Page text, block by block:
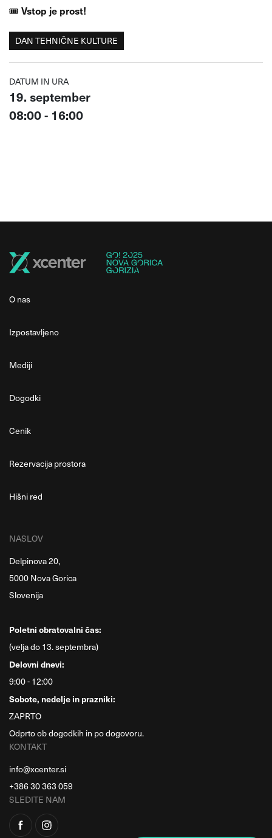
🎟 Vstop je prost!
DAN TEHNIČNE KULTURE
DATUM IN URA
19. september
08:00 - 16:00
O nas
Izpostavljeno
Mediji
Dogodki
Cenik
Rezervacija prostora
Hišni red
NASLOV
Delpinova 20,
5000 Nova Gorica
Slovenija
Poletni obratovalni čas:
(velja do 13. septembra)
Delovni dnevi:
9:00 - 12:00
Sobote, nedelje in prazniki:
ZAPRTO
Odprto ob dogodkih in po dogovoru.
KONTAKT
info@xcenter.si
+386 30 363 059
SLEDITE NAM